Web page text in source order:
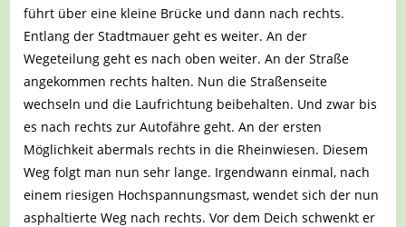
führt über eine kleine Brücke und dann nach rechts.
Entlang der Stadtmauer geht es weiter. An der
Wegeteilung geht es nach oben weiter. An der Straße
angekommen rechts halten. Nun die Straßenseite
wechseln und die Laufrichtung beibehalten. Und zwar bis
es nach rechts zur Autofähre geht. An der ersten
Möglichkeit abermals rechts in die Rheinwiesen. Diesem
Weg folgt man nun sehr lange. Irgendwann einmal, nach
einem riesigen Hochspannungsmast, wendet sich der nun
asphaltierte Weg nach rechts. Vor dem Deich schwenkt er